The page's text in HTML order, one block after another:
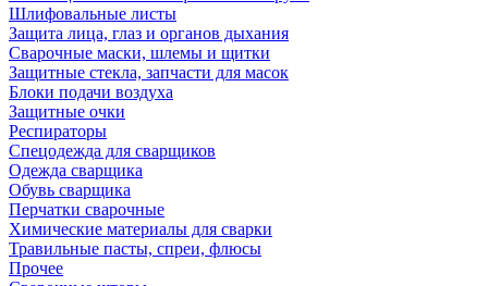
Шлифовальные листы
Защита лица, глаз и органов дыхания
Сварочные маски, шлемы и щитки
Защитные стекла, запчасти для масок
Блоки подачи воздуха
Защитные очки
Респираторы
Спецодежда для сварщиков
Одежда сварщика
Обувь сварщика
Перчатки сварочные
Химические материалы для сварки
Травильные пасты, спреи, флюсы
Прочее